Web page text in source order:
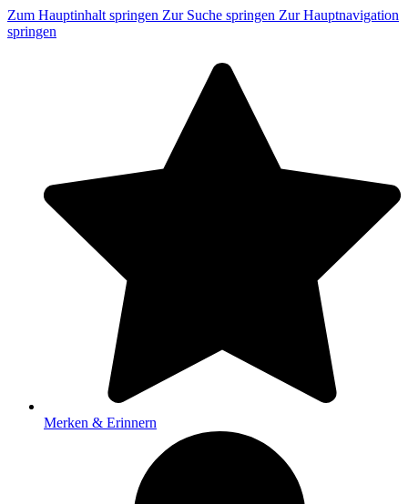
Zum Hauptinhalt springen Zur Suche springen Zur Hauptnavigation
springen
Merken & Erinnern